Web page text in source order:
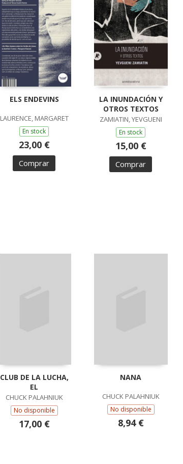
ELS ENDEVINS
LAURENCE, MARGARET
En stock
23,00 €
Comprar
LA INUNDACIÓN Y
OTROS TEXTOS
ZAMIATIN, YEVGUENI
En stock
15,00 €
Comprar
CLUB DE LA LUCHA,
EL
CHUCK PALAHNIUK
No disponible
17,00 €
NANA
CHUCK PALAHNIUK
No disponible
8,94 €